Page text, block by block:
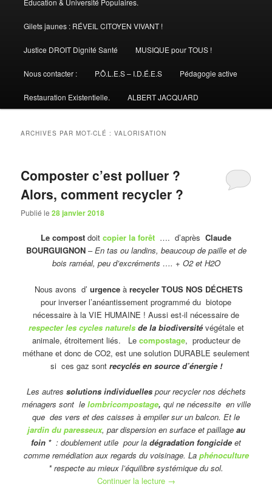
Gilets jaunes : RÉVEIL CITOYEN VIVANT !
Justice DROIT Dignité Santé MUSIQUE pour TOUS !
Nous contacter : P.Ô.L.E.S – I.D.É.E.S Pédagogie active
Restauration Existentielle. ALBERT JACQUARD
ARCHIVES PAR MOT-CLÉ :VALORISATION
Composter c’est polluer ?
Alors, comment recycler ?
Publié le28 janvier 2018
Le compost doit copier la forêt …. d’après Claude
BOURGUIGNON–En tas ou landins, beaucoup de paille et de
bois raméal, peu d’excréments …. + O2 et H2O
Nous avons d’ urgenceà recycler TOUS NOS DÉCHETS
pour inverser l’anéantissement programmé du biotope
nécessaire à la VIE HUMAINE ! Aussi est-il nécessaire de
respecter les cycles naturelsde la biodiversitévégétale et
animale, étroitement liés. Lecompostage, producteur de
méthane et donc de CO2, est une solution DURABLE seulement
si ces gaz sontrecyclés en source d’énergie !
Les autres solutions individuellespour recycler nos déchets
ménagers sont le lombricompostage, qui ne nécessite en ville
que des vers et des caisses à empiler sur un balcon. Et le
jardin du paresseux, par dispersion en surface et paillageau
foin *: doublement utile pour la dégradation fongicide et
comme remédiation aux regards du voisinage. La phénoculture
* respecte au mieux l’équilibre systémique du sol.
Continuer la lecture →